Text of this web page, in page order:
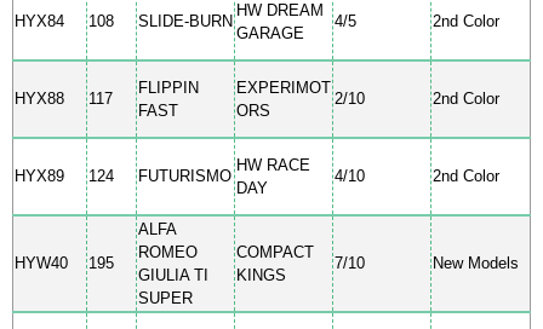
HYX84 108 SLIDE-BURN
HW DREAM
GARAGE
4/5 2nd Color
HYX88 117
FLIPPIN
FAST
EXPERIMOT
ORS
2/10 2nd Color
HYX89 124 FUTURISMO
HW RACE
DAY
4/10 2nd Color
HYW40 195
ALFA
ROMEO
GIULIA TI
SUPER
COMPACT
KINGS
7/10 New Models